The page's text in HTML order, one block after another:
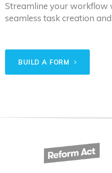
Streamline your workflow
seamless task creation
BUILD A FORM